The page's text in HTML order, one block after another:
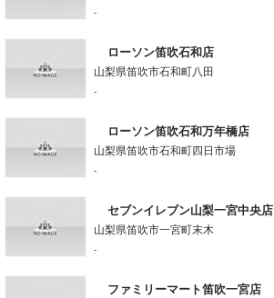
-
ローソン笛吹石和店
山梨県笛吹市石和町八田
-
ローソン笛吹石和万年橋店
山梨県笛吹市石和町四日市場
-
セブンイレブン山梨一宮中央店
山梨県笛吹市一宮町末木
-
ファミリーマート笛吹一宮店